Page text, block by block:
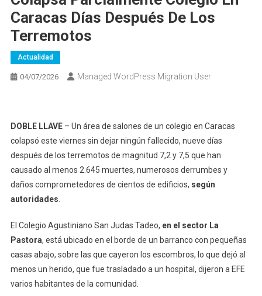
Caracas Días Después De Los
Terremotos
Actualidad
04/07/2026 Managed WordPress Migration User
DOBLE LLAVE– Un área de salones de un colegio en Caracas
colapsó este viernes sin dejar ningún fallecido, nueve días
después de los terremotos de magnitud 7,2 y 7,5 que han
causado al menos 2.645 muertes, numerosos derrumbes y
daños comprometedores de cientos de edificios, según
autoridades
El Colegio Agustiniano San Judas Tadeo, en el sector La
Pastora, está ubicado en el borde de un barranco con pequeñas
casas abajo, sobre las que cayeron los escombros, lo que dejó al
menos un herido, que fue trasladado a un hospital, dijeron a EFE
varios habitantes de la comunidad.